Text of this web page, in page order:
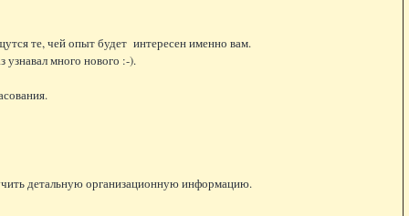
те, чей опыт будет интересен именно вам.
много нового :-).
детальную организационную информацию.